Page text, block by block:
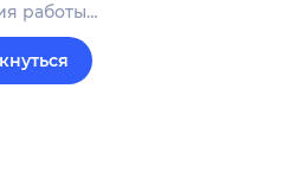
работы…